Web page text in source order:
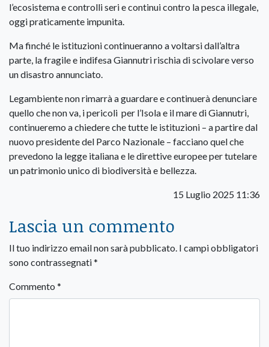
l’ecosistema e controlli seri e continui contro la pesca illegale,
oggi praticamente impunita.
Ma finché le istituzioni continueranno a voltarsi dall’altra
parte, la fragile e indifesa Giannutri rischia di scivolare verso
un disastro annunciato.
Legambiente non rimarrà a guardare e continuerà denunciare
quello che non va, i pericoli per l’Isola e il mare di Giannutri,
continueremo a chiedere che tutte le istituzioni – a partire dal
nuovo presidente del Parco Nazionale – facciano quel che
prevedono la legge italiana e le direttive europee per tutelare
un patrimonio unico di biodiversità e bellezza.
15 Luglio 2025 11:36
Lascia un commento
Il tuo indirizzo email non sarà pubblicato. I campi obbligatori
sono contrassegnati*
Commento *